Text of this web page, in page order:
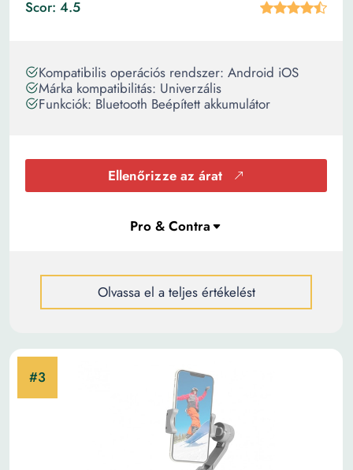
Scor: 4.5
Kompatibilis operációs rendszer: Android iOS
Márka kompatibilitás: Univerzális
Funkciók: Bluetooth Beépített akkumulátor
Ellenőrizze az árat
Olvassa el a teljes értékelést